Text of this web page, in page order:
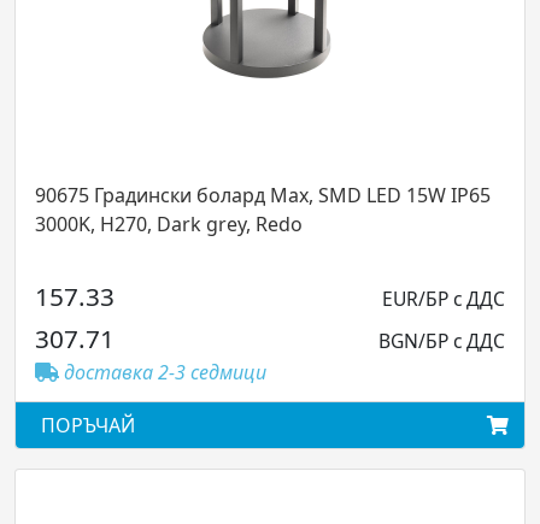
SMD LED 15W IP65
EUR/БР с ДДС
BGN/БР с ДДС
90455 Градински болард Free,
3000K, Dark grey, Redo
доставка 2-3 седмици